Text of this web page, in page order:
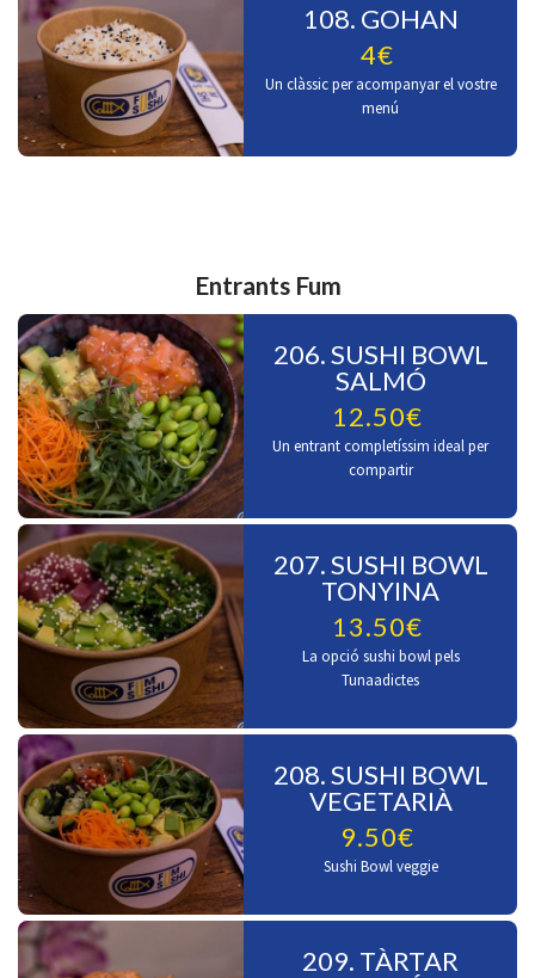
108. GOHAN
4€
Un clàssic per acompanyar el vostre
menú
Entrants Fum
206. SUSHI BOWL
SALMÓ
12.50€
Un entrant completíssim ideal per
compartir
207. SUSHI BOWL
TONYINA
13.50€
La opció sushi bowl pels
Tunaadictes
208. SUSHI BOWL
VEGETARIÀ
9.50€
Sushi Bowl veggie
209. TÀRTAR